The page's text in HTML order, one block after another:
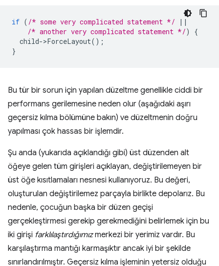
if ( /* some very complicated statement */
||
/* another very complicated statement */)
{
child->ForceLayout();
}
Bu tür bir sorun için yapılan düzeltme genellikle ciddi bir
performans gerilemesine neden olur (aşağıdaki aşırı
geçersiz kılma bölümüne bakın) ve düzeltmenin doğru
yapılması çok hassas bir işlemdir.
Şu anda (yukarıda açıklandığı gibi) üst düzenden alt
öğeye gelen tüm girişleri açıklayan, değiştirilemeyen bir
üst öğe kısıtlamaları nesnesi kullanıyoruz. Bu değeri,
oluşturulan değiştirilemez parçayla birlikte depolarız. Bu
nedenle, çocuğun başka bir düzen geçişi
gerçekleştirmesi gerekip gerekmediğini belirlemek için bu
iki girişi farklılaştırdığımızmerkezi bir yerimiz vardır. Bu
karşılaştırma mantığı karmaşıktır ancak iyi bir şekilde
sınırlandırılmıştır. Geçersiz kılma işleminin yetersiz olduğu